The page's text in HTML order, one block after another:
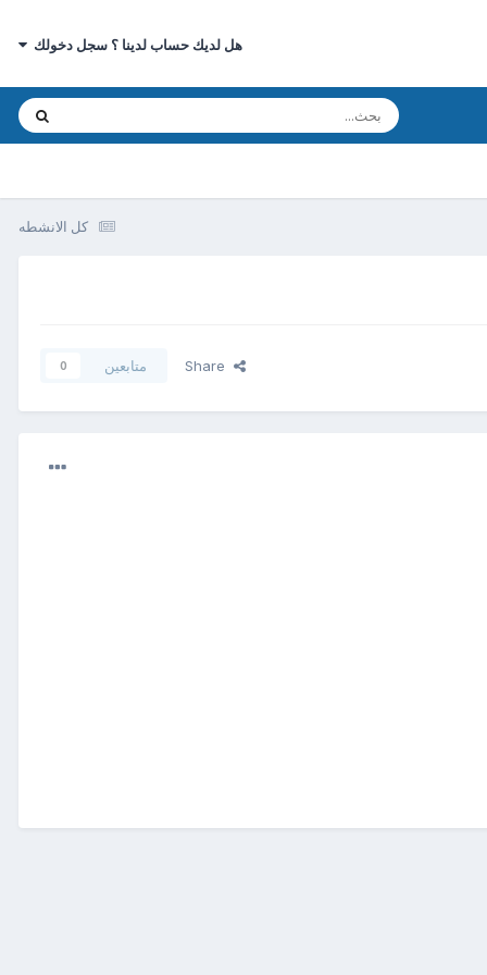
هل لديك حساب لدينا ؟ سجل دخولك
كل الانشطه
متابعين 0